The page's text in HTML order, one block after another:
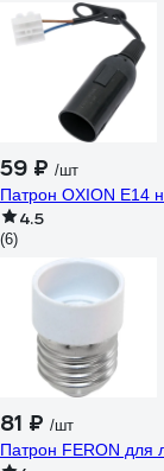
59 ₽ /шт
Патрон OXION Е14
4.5
(6)
81 ₽ /шт
Патрон FERON для